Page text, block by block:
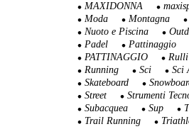
MAXIDONNA
Moda
Montagna
Nuoto e Piscina
Padel
Pattinaggio
PATTINAGGIO
Running
Sci
Sci
Skateboard
Street
Strumenti
Subacquea
Sup
Trail Running